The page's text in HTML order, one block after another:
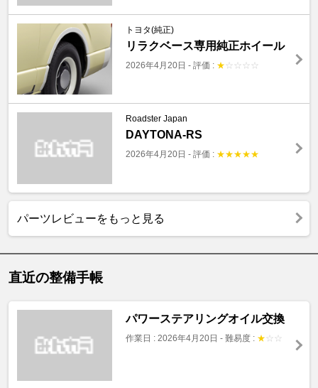
トヨタ(純正)
リラクベース専用純正ホイール
2026年4月20日 - 評価 : ★ ☆ ☆ ☆ ☆
Roadster Japan
DAYTONA-RS
2026年4月20日 - 評価 : ★★★★★
パーツレビューをもっと見る
直近の整備手帳
パワーステアリングオイル交換
作業日 : 2026年4月20日 - 難易度 : ★ ☆ ☆